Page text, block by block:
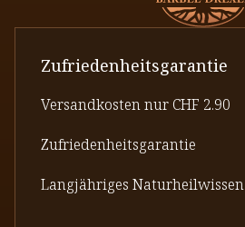
Zufriedenheitsgarantie
Versandkosten nur CHF 2.90
Zufriedenheitsgarantie
Langjähriges Naturheilwissen